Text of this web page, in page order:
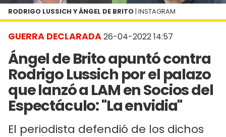
GUERRA DECLARADA26-04-2022 14:57
Ángel de Brito apuntó contra
Rodrigo Lussich por el palazo
que lanzó a LAM en Socios del
Espectáculo: "La envidia"
El periodista defendió de los dichos
RODRIGO LUSSICH Y ÁNGEL DE BRITO | INSTAGRAM